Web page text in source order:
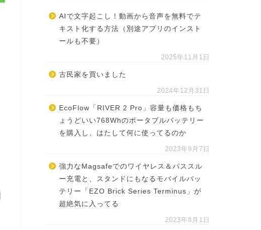
AIで文字起こし！動画から音声を無料でテ
キスト化する方法（別途アプリのインスト
ールも不要）
2025年11月1日
古民家を買いました
2024年12月31日
EcoFlow「RIVER 2 Pro」容量も価格もち
ょうどいい768Whのポータブルバッテリー
を購入し、はたして何に使ってるのか
2023年9月7日
強力なMagsafeでのワイヤレス＆パススル
ー充電と、スタンドにもなるモバイルバッ
テリー「EZO Brick Series Terminus」が
超絶気に入ってる
2023年8月1日